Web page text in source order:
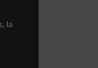
la